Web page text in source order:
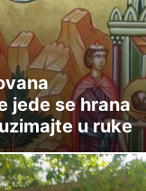
jede se hrana
u ruke